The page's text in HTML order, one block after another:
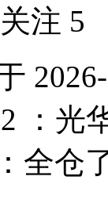
注 5
：光
：全仓